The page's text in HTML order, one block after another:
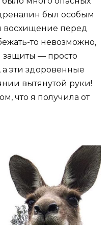
был особым
восхищение перед
то невозможно,
защиты — просто
эти здоровенные
вытянутой руки!
что я получила от